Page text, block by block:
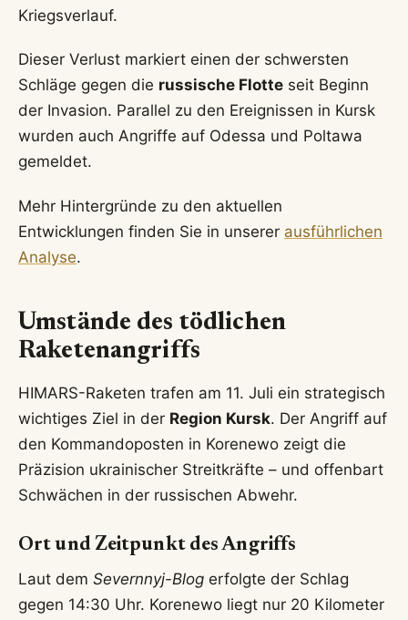
Kriegsverlauf.
Dieser Verlust markiert einen der schwersten
Schläge gegen die russische Flotte seit Beginn
der Invasion. Parallel zu den Ereignissen in Kursk
wurden auch Angriffe auf Odessa und Poltawa
gemeldet.
Mehr Hintergründe zu den aktuellen
Entwicklungen finden Sie in unserer ausführlichen
Analyse.
Umstände des tödlichen
Raketenangriffs
HIMARS-Raketen trafen am 11. Juli ein strategisch
wichtiges Ziel in der Region Kursk. Der Angriff auf
den Kommandoposten in Korenewo zeigt die
Präzision ukrainischer Streitkräfte – und offenbart
Schwächen in der russischen Abwehr.
Ort und Zeitpunkt des Angriffs
Laut dem Severnnyj-Blog erfolgte der Schlag
gegen 14:30 Uhr. Korenewo liegt nur 20 Kilometer